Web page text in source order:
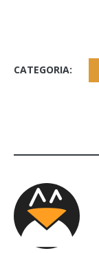
CATEGORIA: